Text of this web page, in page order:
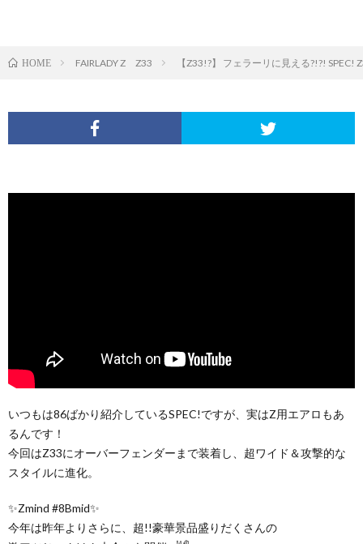
HOME FAIRLADY Z Z33 【Z33!?】 フェラーリに見える?!?!
いつもは86ばかり紹介しているSPEC!ですが、実はZ用エアロもあ
るんです！
今回はZ33にオーバーフェンダーまで装着し、超ワイド＆攻撃的な
スタイルに進化。
✨Zmind #8Bmid✨
今年は昨年よりさらに、超!!豪華景品盛りだくさんの